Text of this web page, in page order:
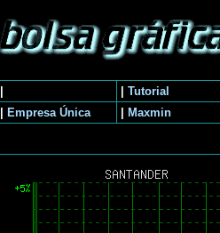
Tutorial
Empresa Única Maxmin